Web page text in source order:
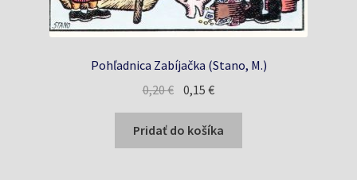
Pohľadnica Zabíjačka (Stano, M.)
0,20€ Pôvodná
cena
bola:
0,20 €.
0,15€Aktuálna
cena
je:
0,15 €.
Pridať do košíka